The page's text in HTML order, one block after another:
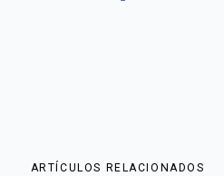
ARTÍCULOS RELACIONADOS